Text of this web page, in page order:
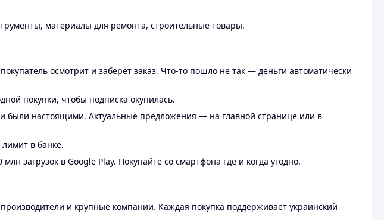
материалы для ремонта, строительные товары.
осмотрит и заберёт заказ. Что-то пошло не так — деньги автоматически
покупки, чтобы подписка окупилась.
были настоящими. Актуальные предложения — на главной странице или в
в банке.
загрузок в Google Play. Покупайте со смартфона где и когда угодно.
и крупные компании. Каждая покупка поддерживает украинский